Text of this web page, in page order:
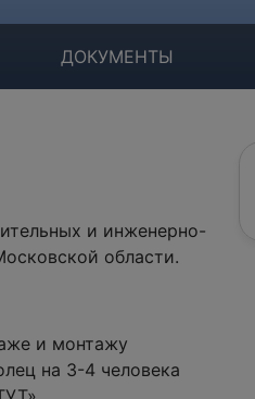
ДОКУМЕНТЫ
и инженерно-
области.
и монтажу
на 3-4 человека